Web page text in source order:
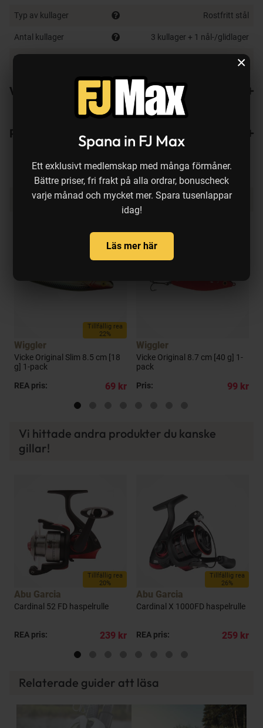
Spana in FJ Max
Ett exklusivt medlemskap med många förmåner.
Bättre priser, fri frakt på alla ordrar, bonuscheck
varje månad och mycket mer. Spara tusenlappar
idag!
Läs mer här
×
Typ av kullager Rostfritt stål
Antal kullager 3 kullager + 1 nål-/glidlager
Vikt 290 g + lina
Varianter
Recensioner
Produkten köps ofta ihop med:
Tillfällig rea
22%
Wiggler
Vicke Original Slim 8.5 cm [18
g] 1-pack
REA pris:
69 kr
Wiggler
Vicke Original 8.7 cm [40 g] 1-
pack
Pris:
99 kr
Vi hittade andra produkter du kanske
gillar!
Tillfällig rea
20%
Abu Garcia
Cardinal 52 FD haspelrulle
REA pris: 239 kr
Tillfällig rea
26%
Abu Garcia
Cardinal X 1000FD haspelrulle
REA pris: 259 kr
Relaterade guider att läsa